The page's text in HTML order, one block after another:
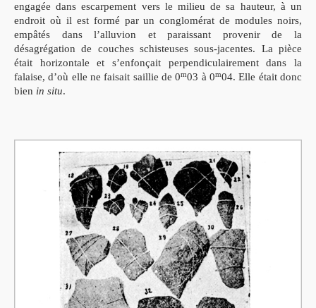
engagée dans escarpement vers le milieu de sa hauteur, à un
endroit où il est formé par un conglomérat de modules noirs,
empâtés dans l’alluvion et paraissant provenir de la
désagrégation de couches schisteuses sous-jacentes. La pièce
était horizontale et s’enfonçait perpendiculairement dans la
falaise, d’où elle ne faisait saillie de 0m03 à 0m04. Elle était donc
bien in situ.